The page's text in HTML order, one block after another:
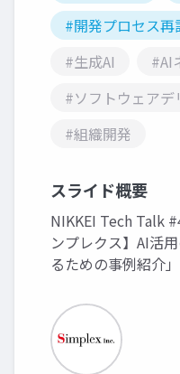
#開発プロセス再
#生成AI
#AI
#ソフトウェアデ
#組織開発
スライド概要
NIKKEI Tech Talk
ンプレクス】AI活
るための事例紹介